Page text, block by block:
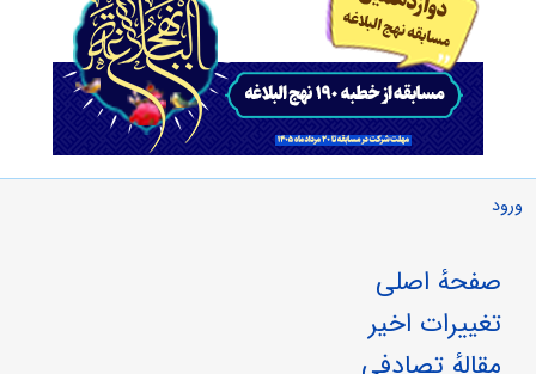
ورود
صفحهٔ اصلی
تغییرات اخیر
مقالهٔ تصادفی